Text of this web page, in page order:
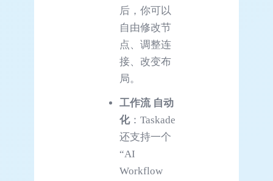
后，你可以
自由修改节
点、调整连
接、改变布
局。
工作流 自动
化：Taskade
还支持一个
“AI
Workflow